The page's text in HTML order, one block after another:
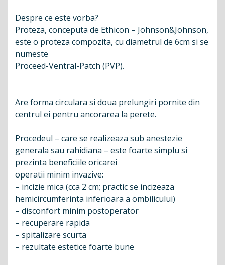
Despre ce este vorba?
Proteza, conceputa de Ethicon – Johnson&Johnson,
este o proteza compozita, cu diametrul de 6cm si se
numeste
Proceed-Ventral-Patch (PVP).
Are forma circulara si doua prelungiri pornite din
centrul ei pentru ancorarea la perete.
Procedeul – care se realizeaza sub anestezie
generala sau rahidiana – este foarte simplu si
prezinta beneficiile oricarei
operatii minim invazive:
– incizie mica (cca 2 cm; practic se incizeaza
hemicircumferinta inferioara a ombilicului)
– disconfort minim postoperator
– recuperare rapida
– spitalizare scurta
– rezultate estetice foarte bune